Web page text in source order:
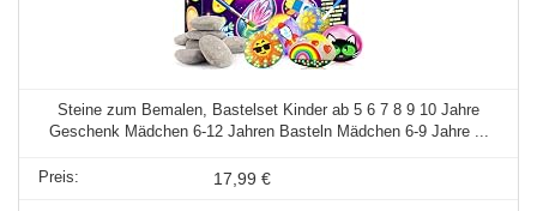
Steine zum Bemalen, Bastelset Kinder ab 5 6 7 8 9 10 Jahre
Geschenk Mädchen 6-12 Jahren Basteln Mädchen 6-9 Jahre ...
17,99 €